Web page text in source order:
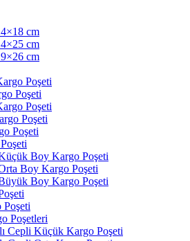
cm
cm
cm
Poşeti
Poşeti
Poşeti
Poşeti
Poşeti
Boy Kargo Poşeti
Boy Kargo Poşeti
Boy Kargo Poşeti
Poşeti
Poşetleri
Cepli Küçük Kargo Poşeti